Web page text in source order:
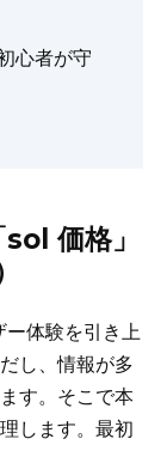
心者が守
価格」
体験を引き上
し、情報が多
す。そこで本
します。最初